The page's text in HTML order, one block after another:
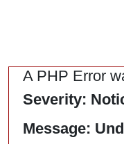
A PHP Error
Severity:
Message: